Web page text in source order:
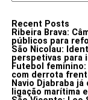
Recent Posts
Ribeira Brava:
públicos para
São Nicolau:
perspetivas para
Futebol feminino:
com derrota
Navio Djabraba
ligação marítima